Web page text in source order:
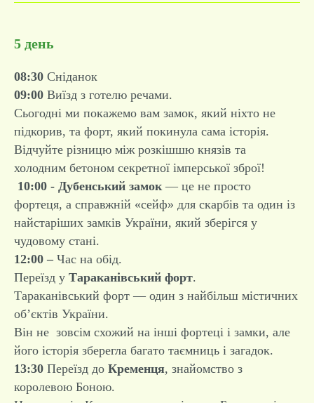
5 день
08:30 Сніданок
09:00 Виїзд з готелю речами.
Сьогодні ми покажемо вам замок, який ніхто не
підкорив, та форт, який покинула сама історія.
Відчуйте різницю між розкішшю князів та
холодним бетоном секретної імперської зброї!
10:00 - Дубенський замок — це не просто
фортеця, а справжній «сейф» для скарбів та один із
найстаріших замків України, який зберігся у
чудовому стані.
12:00 – Час на обід.
Переїзд у Тараканівський форт.
Тараканівський форт — один з найбільш містичних
об’єктів України.
Він не зовсім схожий на інші фортеці і замки, але
його історія зберегла багато таємниць і загадок.
13:30 Переїзд до Кременця, знайомство з
королевою Боною.